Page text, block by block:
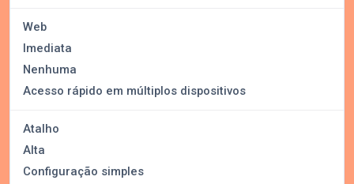
Web
Imediata
Nenhuma
Acesso rápido em múltiplos dispositivos
Atalho
Alta
Configuração simples